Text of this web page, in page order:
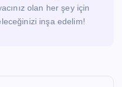
olan her şey için
inşa edelim!